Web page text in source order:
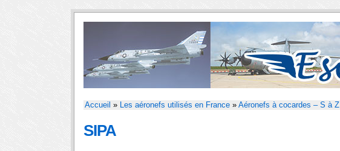
Accueil » Les aéronefs utilisés en France » Aéronefs à cocardes – S à Z
SIPA